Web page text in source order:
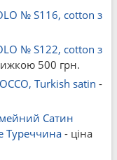
№ S116, cotton з
№ S122, cotton з
500 грн.
Turkish satin -
Сатин
Туреччина- ціна